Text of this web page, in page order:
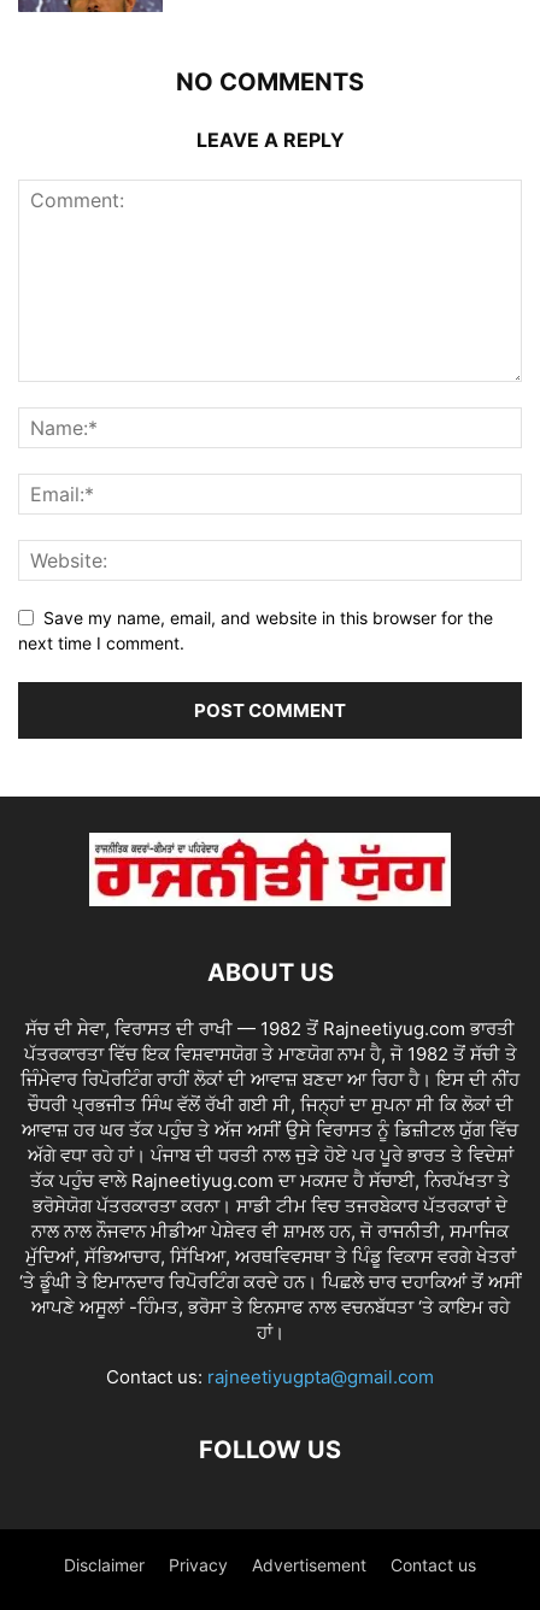
NO COMMENTS
LEAVE A REPLY
Save my name, email, and website in this browser for the
next time I comment.
ABOUT US
ਸੱਚ ਦੀ ਸੇਵਾ, ਵਿਰਾਸਤ ਦੀ ਰਾਖੀ — 1982 ਤੋਂ Rajneetiyug.com ਭਾਰਤੀ
ਪੱਤਰਕਾਰਤਾ ਵਿੱਚ ਇਕ ਵਿਸ਼ਵਾਸਯੋਗ ਤੇ ਮਾਣਯੋਗ ਨਾਮ ਹੈ, ਜੋ 1982 ਤੋਂ ਸੱਚੀ ਤੇ
ਜਿੰਮੇਵਾਰ ਰਿਪੋਰਟਿੰਗ ਰਾਹੀਂ ਲੋਕਾਂ ਦੀ ਆਵਾਜ਼ ਬਣਦਾ ਆ ਰਿਹਾ ਹੈ। ਇਸ ਦੀ ਨੀਂਹ
ਚੌਧਰੀ ਪ੍ਰਭਜੀਤ ਸਿੰਘ ਵੱਲੋਂ ਰੱਖੀ ਗਈ ਸੀ, ਜਿਨ੍ਹਾਂ ਦਾ ਸੁਪਨਾ ਸੀ ਕਿ ਲੋਕਾਂ ਦੀ
ਆਵਾਜ਼ ਹਰ ਘਰ ਤੱਕ ਪਹੁੰਚ ਤੇ ਅੱਜ ਅਸੀਂ ਉਸੇ ਵਿਰਾਸਤ ਨੂੰ ਡਿਜ਼ੀਟਲ ਯੁੱਗ ਵਿੱਚ
ਅੱਗੇ ਵਧਾ ਰਹੇ ਹਾਂ। ਪੰਜਾਬ ਦੀ ਧਰਤੀ ਨਾਲ ਜੁੜੇ ਹੋਏ ਪਰ ਪੂਰੇ ਭਾਰਤ ਤੇ ਵਿਦੇਸ਼ਾਂ
ਤੱਕ ਪਹੁੰਚ ਵਾਲੇ Rajneetiyug.com ਦਾ ਮਕਸਦ ਹੈ ਸੱਚਾਈ, ਨਿਰਪੱਖਤਾ ਤੇ
ਭਰੋਸੇਯੋਗ ਪੱਤਰਕਾਰਤਾ ਕਰਨਾ। ਸਾਡੀ ਟੀਮ ਵਿਚ ਤਜਰਬੇਕਾਰ ਪੱਤਰਕਾਰਾਂ ਦੇ
ਨਾਲ ਨਾਲ ਨੌਜਵਾਨ ਮੀਡੀਆ ਪੇਸ਼ੇਵਰ ਵੀ ਸ਼ਾਮਲ ਹਨ, ਜੋ ਰਾਜਨੀਤੀ, ਸਮਾਜਿਕ
ਮੁੱਦਿਆਂ, ਸੱਭਿਆਚਾਰ, ਸਿੱਖਿਆ, ਅਰਥਵਿਵਸਥਾ ਤੇ ਪਿੰਡੂ ਵਿਕਾਸ ਵਰਗੇ ਖੇਤਰਾਂ
‘ਤੇ ਡੂੰਘੀ ਤੇ ਇਮਾਨਦਾਰ ਰਿਪੋਰਟਿੰਗ ਕਰਦੇ ਹਨ। ਪਿਛਲੇ ਚਾਰ ਦਹਾਕਿਆਂ ਤੋਂ ਅਸੀਂ
ਆਪਣੇ ਅਸੂਲਾਂ -ਹਿੰਮਤ, ਭਰੋਸਾ ਤੇ ਇਨਸਾਫ ਨਾਲ ਵਚਨਬੱਧਤਾ ‘ਤੇ ਕਾਇਮ ਰਹੇ
ਹਾਂ।
Contact us: rajneetiyugpta@gmail.com
FOLLOW US
Disclaimer Privacy Advertisement Contact us